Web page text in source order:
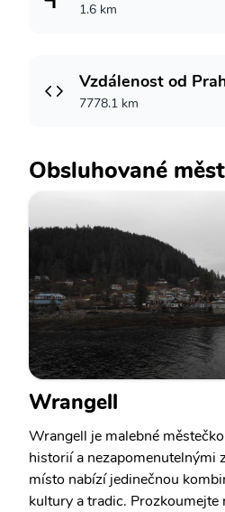
1.6 km
Vzdálenost od
7778.1 km
Obsluhované
Wrangell
Wrangell je malebné
historií a nezapomenutelnými
místo nabízí jedinečnou
kultury a tradic. Prozkoumejte